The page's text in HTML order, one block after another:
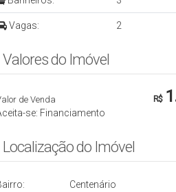
Vagas: 2
Valores do Imóvel
R$
de Venda
se: Financiamento
Localização do Imóvel
Centenário